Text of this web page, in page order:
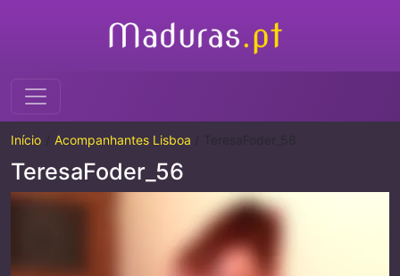
Início Acompanhantes Lisboa
TeresaFoder_56